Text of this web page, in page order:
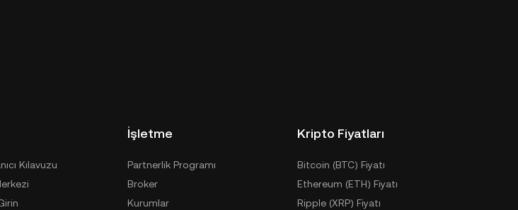
Kılavuzu
İşletme
Partnerlik Programı
Broker
Kurumlar
Kripto Fiyatları
Bitcoin (BTC) Fiyatı
Ethereum (ETH) Fiyatı
Ripple (XRP) Fiyatı